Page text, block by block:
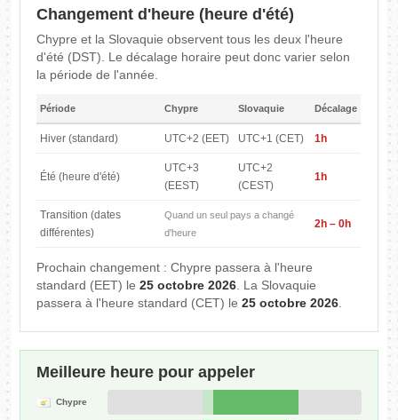
Changement d'heure (heure d'été)
Chypre et la Slovaquie observent tous les deux l'heure
d'été (DST). Le décalage horaire peut donc varier selon
la période de l'année.
Période Chypre Slovaquie Décalage
Hiver (standard) UTC+2 (EET) UTC+1 (CET) 1h
Été (heure d'été)
UTC+3
(EEST)
UTC+2
(CEST)
1h
Transition (dates
différentes)
Quand un seul pays a changé
d'heure
2h – 0h
Prochain changement : Chypre passera à l'heure
standard (EET) le25 octobre 2026. La Slovaquie
passera à l'heure standard (CET) le25 octobre 2026.
Meilleure heure pour appeler
Chypre